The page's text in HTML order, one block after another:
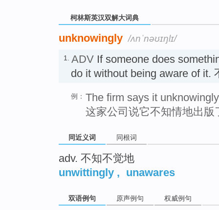
柯林斯英汉双解大词典
unknowingly /ʌnˈnəʊɪŋlɪ/
1. ADV If someone does
do it without being aware of it.
例： The firm says it
这家公司说它不知情地出版
同近义词 同根词
adv. 不知不觉地
unwittingly , unawares
双语例句 原声例句 权威例句